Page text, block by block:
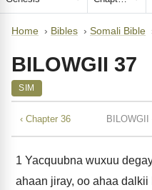
Home › Bibles › Somali Bible
BILOWGII 37
SIM
‹ Chapter 36
1 Yacquubna wuxuu
ahaan jiray, oo ahaa dalkii